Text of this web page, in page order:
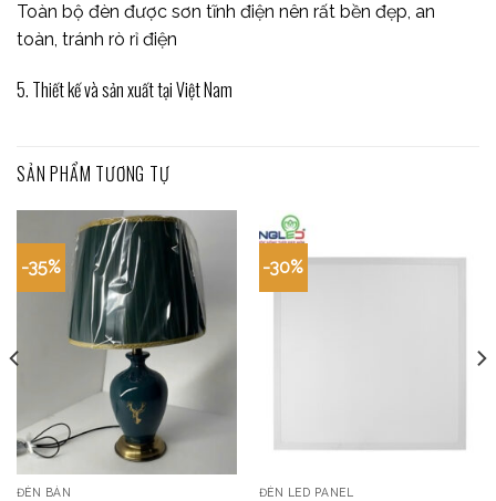
Toàn bộ đèn được sơn tĩnh điện nên rất bền đẹp, an
toàn, tránh rò rỉ điện
5. Thiết kế và sản xuất tại Việt Nam
SẢN PHẨM TƯƠNG TỰ
-35%
ĐÈN BÀN
-30%
ĐÈN LED PANEL